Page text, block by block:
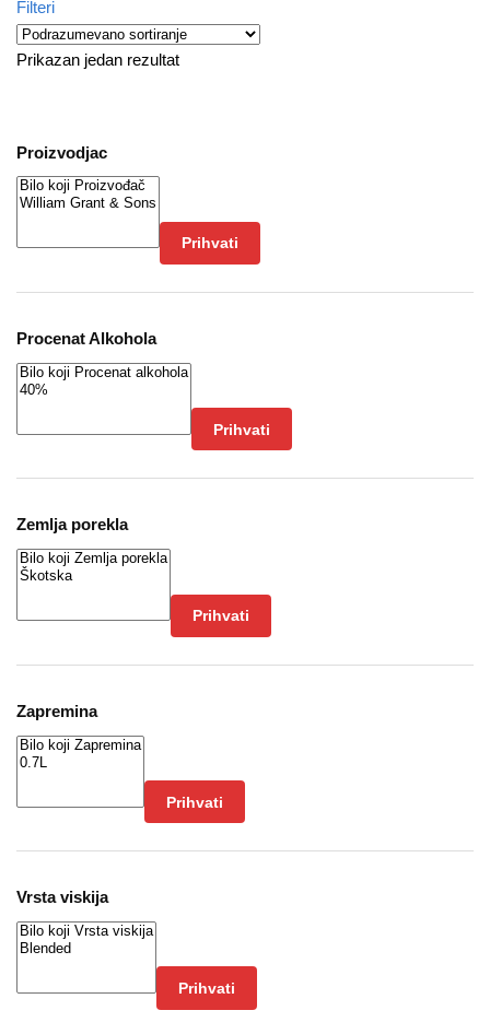
Filteri
Prikazan jedan rezultat
Proizvodjac
Prihvati
Procenat Alkohola
Prihvati
Zemlja porekla
Prihvati
Zapremina
Prihvati
Vrsta viskija
Prihvati